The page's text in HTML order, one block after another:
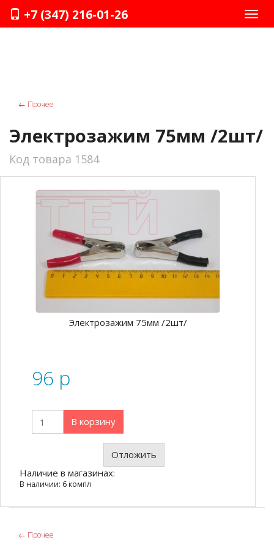
+7 (347) 216-01-26
← Прочее
Электрозажим 75мм /2шт/
Код товара 1584
Электрозажим 75мм /2шт/
96 p
В корзину
Отложить
Наличие в магазинах:
В наличии: 6 компл
← Прочее